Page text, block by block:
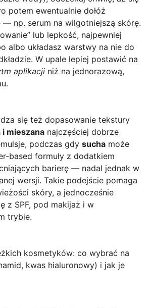
potem ewentualnie dołóż
— np. serum na wilgotniejszą skórę.
lub lepkość, najpewniej
albo układasz warstwy na nie do
W upale lepiej postawić na
aplikacji niż na jednorazową,
się też dopasowanie tekstury
i mieszana najczęściej dobrze
podczas gdy sucha może
based formuły z dodatkiem
barierę — nadal jednak w
wersji. Takie podejście pomaga
skóry, a jednocześnie
z SPF, pod makijaż i w
trybie.
kosmetyków: co wybrać na
kwas hialuronowy) i jak je